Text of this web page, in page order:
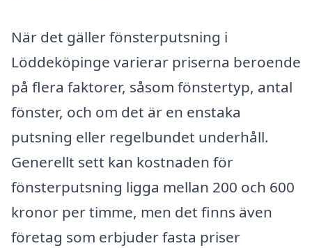
När det gäller fönsterputsning i
Löddeköpinge varierar priserna beroende
på flera faktorer, såsom fönstertyp, antal
fönster, och om det är en enstaka
putsning eller regelbundet underhåll.
Generellt sett kan kostnaden för
fönsterputsning ligga mellan 200 och 600
kronor per timme, men det finns även
företag som erbjuder fasta priser